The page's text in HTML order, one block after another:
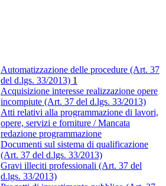
Automatizzazione delle procedure (Art. 37
del d.lgs. 33/2013) 1
Acquisizione interesse realizzazione opere
incompiute (Art. 37 del d.lgs. 33/2013)
Atti relativi alla programmazione di lavori,
opere, servizi e forniture / Mancata
redazione programmazione
Documenti sul sistema di qualificazione
(Art. 37 del d.lgs. 33/2013)
Gravi illeciti professionali (Art. 37 del
d.lgs. 33/2013)